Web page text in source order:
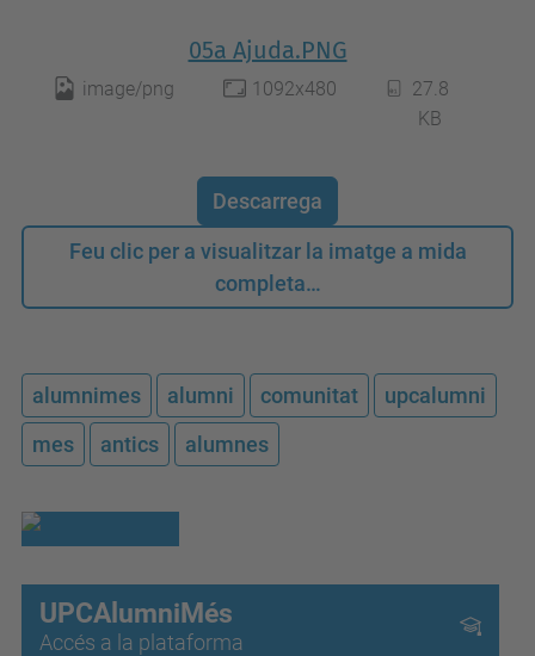
05a Ajuda.PNG
image/png 1092x480
27.8
KB
Descarrega
Feu clic per a visualitzar la imatge a mida
completa…
alumnimes alumni comunitat
upcalumni
mes
antics alumnes
UPCAlumniMés
Accés a la plataforma